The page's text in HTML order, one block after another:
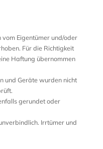
Eigentümer und/oder
Für die Richtigkeit
Haftung übernommen
und Geräte wurden nicht
gerundet oder
Irrtümer und